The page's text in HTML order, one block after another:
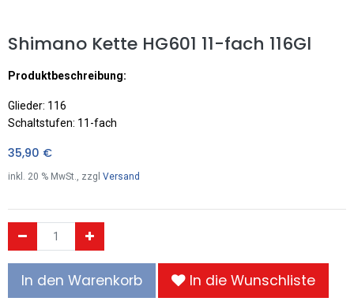
Shimano Kette HG601 11-fach 116Gl
Produktbeschreibung:
Glieder: 116
Schaltstufen: 11-fach
35,90 €
inkl. 20 % MwSt., zzgl Versand
In den Warenkorb In die Wunschliste